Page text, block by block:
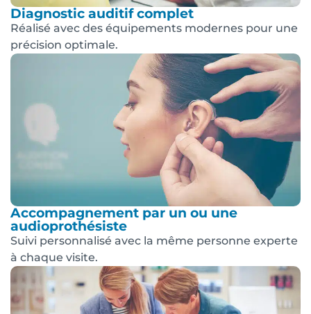
Diagnostic auditif complet
Réalisé avec des équipements modernes pour une
précision optimale.
Accompagnement par un ou une
audioprothésiste
Suivi personnalisé avec la même personne experte
à chaque visite.